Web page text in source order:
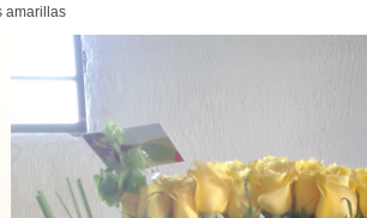
amarillas